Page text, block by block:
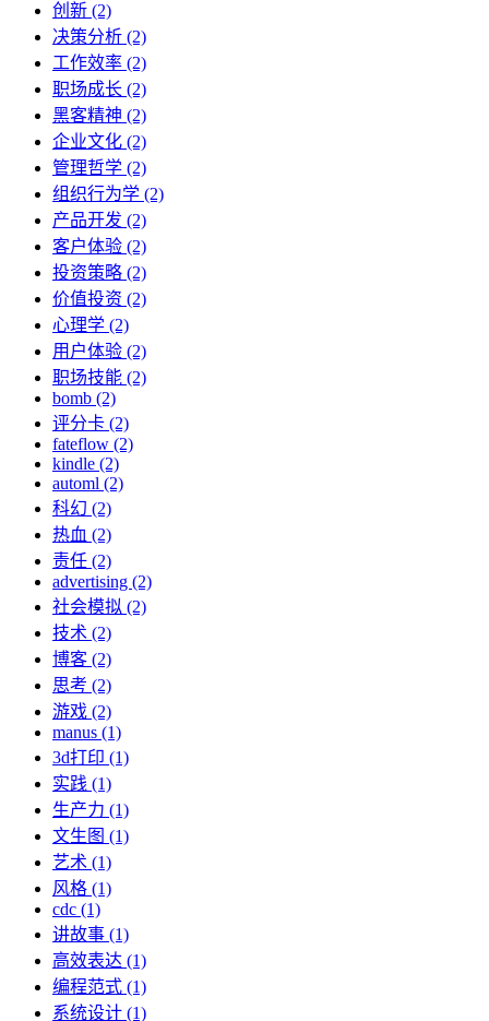
创新 (2)
决策分析 (2)
工作效率 (2)
职场成长 (2)
黑客精神 (2)
企业文化 (2)
管理哲学 (2)
组织行为学 (2)
产品开发 (2)
客户体验 (2)
投资策略 (2)
价值投资 (2)
心理学 (2)
用户体验 (2)
职场技能 (2)
bomb (2)
评分卡 (2)
fateflow (2)
kindle (2)
automl (2)
科幻 (2)
热血 (2)
责任 (2)
advertising (2)
社会模拟 (2)
技术 (2)
博客 (2)
思考 (2)
游戏 (2)
manus (1)
3d打印 (1)
实践 (1)
生产力 (1)
文生图 (1)
艺术 (1)
风格 (1)
cdc (1)
讲故事 (1)
高效表达 (1)
编程范式 (1)
系统设计 (1)